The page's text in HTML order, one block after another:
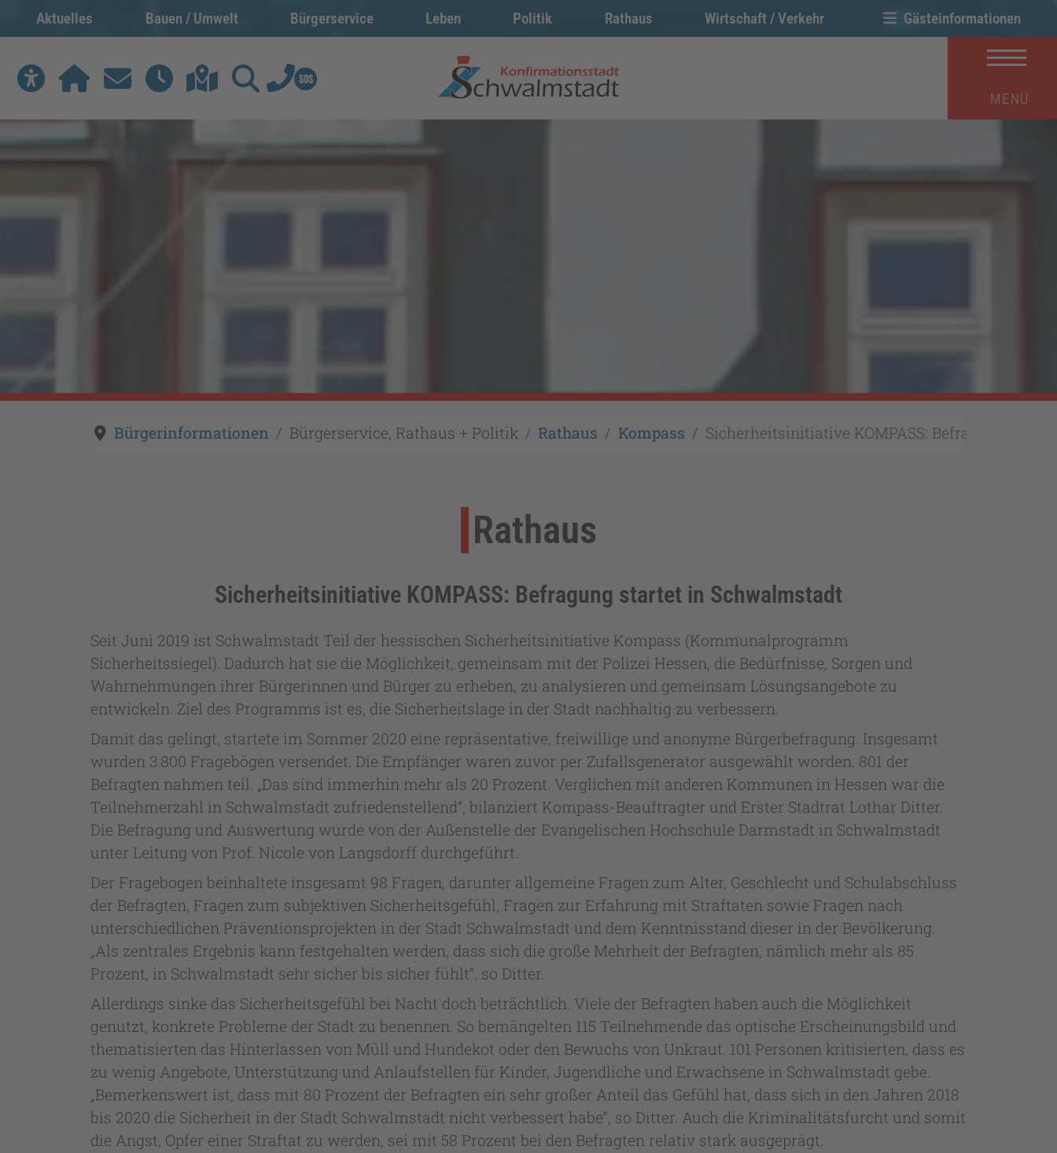
Aktuelles Bauen / Umwelt Bürgerservice Leben Politik Rathaus Wirtschaft / Verkehr Gästeinformationen
Werkzeuge zur Barrierefreiheit öffnen
Home KontaktRathausöffnungszeiten
CitymapSuchen
MENÜ
Bürgerinformationen Bürgerservice, Rathaus + Politik Rathaus Kompass Sicherheitsinitiative KOMPASS: Befragung
Rathaus
Sicherheitsinitiative KOMPASS: Befragung startet in Schwalmstadt
Seit Juni 2019 ist Schwalmstadt Teil der hessischen Sicherheitsinitiative Kompass (Kommunalprogramm
Sicherheitssiegel). Dadurch hat sie die Möglichkeit, gemeinsam mit der Polizei Hessen, die Bedürfnisse, Sorgen und
Wahrnehmungen ihrer Bürgerinnen und Bürger zu erheben, zu analysieren und gemeinsam Lösungsangebote zu
entwickeln. Ziel des Programms ist es, die Sicherheitslage in der Stadt nachhaltig zu verbessern.
Damit das gelingt, startete im Sommer 2020 eine repräsentative, freiwillige und anonyme Bürgerbefragung. Insgesamt
wurden 3.800 Fragebögen versendet. Die Empfänger waren zuvor per Zufallsgenerator ausgewählt worden. 801 der
Befragten nahmen teil. „Das sind immerhin mehr als 20 Prozent. Verglichen mit anderen Kommunen in Hessen war die
Teilnehmerzahl in Schwalmstadt zufriedenstellend“, bilanziert Kompass-Beauftragter und Erster Stadtrat Lothar Ditter.
Die Befragung und Auswertung wurde von der Außenstelle der Evangelischen Hochschule Darmstadt in Schwalmstadt
unter Leitung von Prof. Nicole von Langsdorff durchgeführt.
Der Fragebogen beinhaltete insgesamt 98 Fragen, darunter allgemeine Fragen zum Alter, Geschlecht und Schulabschluss
der Befragten, Fragen zum subjektiven Sicherheitsgefühl, Fragen zur Erfahrung mit Straftaten sowie Fragen nach
unterschiedlichen Präventionsprojekten in der Stadt Schwalmstadt und dem Kenntnisstand dieser in der Bevölkerung.
„Als zentrales Ergebnis kann festgehalten werden, dass sich die große Mehrheit der Befragten, nämlich mehr als 85
Prozent, in Schwalmstadt sehr sicher bis sicher fühlt“, so Ditter.
Allerdings sinke das Sicherheitsgefühl bei Nacht doch beträchtlich. Viele der Befragten haben auch die Möglichkeit
genutzt, konkrete Probleme der Stadt zu benennen. So bemängelten 115 Teilnehmende das optische Erscheinungsbild und
thematisierten das Hinterlassen von Müll und Hundekot oder den Bewuchs von Unkraut. 101 Personen kritisierten, dass es
zu wenig Angebote, Unterstützung und Anlaufstellen für Kinder, Jugendliche und Erwachsene in Schwalmstadt gebe.
„Bemerkenswert ist, dass mit 80 Prozent der Befragten ein sehr großer Anteil das Gefühl hat, dass sich in den Jahren 2018
bis 2020 die Sicherheit in der Stadt Schwalmstadt nicht verbessert habe“, so Ditter. Auch die Kriminalitätsfurcht und somit
die Angst, Opfer einer Straftat zu werden, sei mit 58 Prozent bei den Befragten relativ stark ausgeprägt.